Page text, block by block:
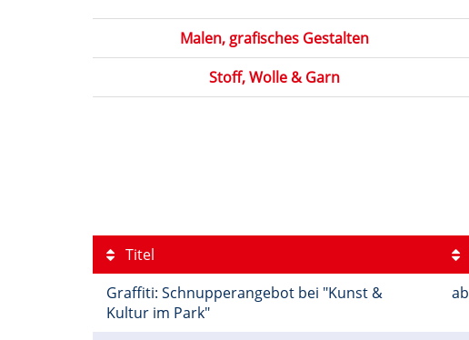
Malen, grafisches Gestalten
Stoff, Wolle & Garn
Titel
Graffiti: Schnupperangebot bei "Kunst &
Kultur im Park"
ab